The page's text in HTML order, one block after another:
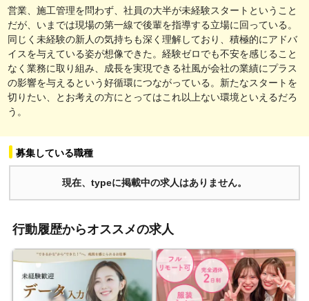
営業、施工管理を問わず、社員の大半が未経験スタートということ
だが、いまでは現場の第一線で後輩を指導する立場に回っている。
同じく未経験の新人の気持ちも深く理解しており、積極的にアドバ
イスを与えている姿が想像できた。経験ゼロでも不安を感じること
なく業務に取り組み、成長を実現できる社風が会社の業績にプラス
の影響を与えるという好循環につながっている。新たなスタートを
切りたい、とお考えの方にとってはこれ以上ない環境といえるだろ
う。
募集している職種
現在、typeに掲載中の求人はありません。
行動履歴からオススメの求人